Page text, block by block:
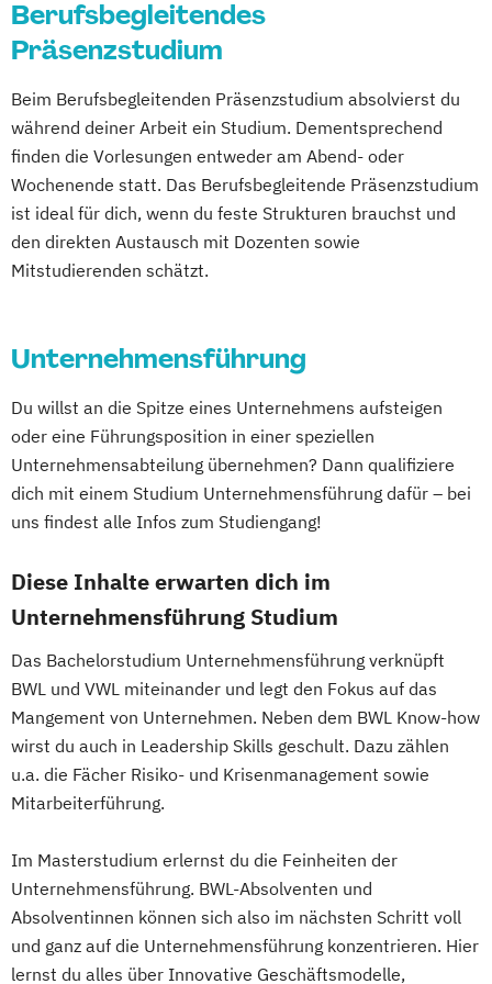
Global Finance (EN)
International Business & Management (EN)
International Business (EN)
International Management (MBA) (EN) –
120 ECTS
International Management (MBA) (EN) – 60
ECTS
Management und Unternehmensführung
Vertriebspsychologie (berufsbegleitend)
Strategic Management (EN)
berufsbegleitend
Strategisches Management &
Transformation
Strategy & Consulting (EN)
Supply Chain & Logistics (EN)
Wirtschaftsingenieurwesen (dual)
Wirtschaftspsychologie
Berufsbegleitendes
Präsenzstudium
Beim Berufsbegleitenden Präsenzstudium absolvierst du
während deiner Arbeit ein Studium. Dementsprechend
finden die Vorlesungen entweder am Abend- oder
Wochenende statt. Das Berufsbegleitende Präsenzstudium
ist ideal für dich, wenn du feste Strukturen brauchst und
den direkten Austausch mit Dozenten sowie
Mitstudierenden schätzt.
Unternehmensführung
Du willst an die Spitze eines Unternehmens aufsteigen
oder eine Führungsposition in einer speziellen
Unternehmensabteilung übernehmen? Dann qualifiziere
dich mit einem Studium Unternehmensführung dafür – bei
uns findest alle Infos zum Studiengang!
Diese Inhalte erwarten dich im
Unternehmensführung Studium
Das Bachelorstudium Unternehmensführung verknüpft
BWL und VWL miteinander und legt den Fokus auf das
Mangement von Unternehmen. Neben dem BWL Know-how
wirst du auch in Leadership Skills geschult. Dazu zählen
u.a. die Fächer Risiko- und Krisenmanagement sowie
Mitarbeiterführung.
Im Masterstudium erlernst du die Feinheiten der
Unternehmensführung. BWL-Absolventen und
Absolventinnen können sich also im nächsten Schritt voll
und ganz auf die Unternehmensführung konzentrieren. Hier
lernst du alles über Innovative Geschäftsmodelle,